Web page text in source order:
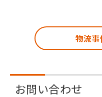
物流
お問い合わせ